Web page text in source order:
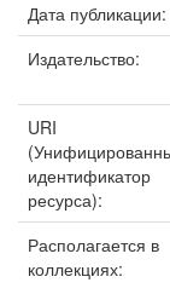
Дата публикации:
Издательство:
URI
идентификатор
ресурса):
Располагается в
коллекциях: